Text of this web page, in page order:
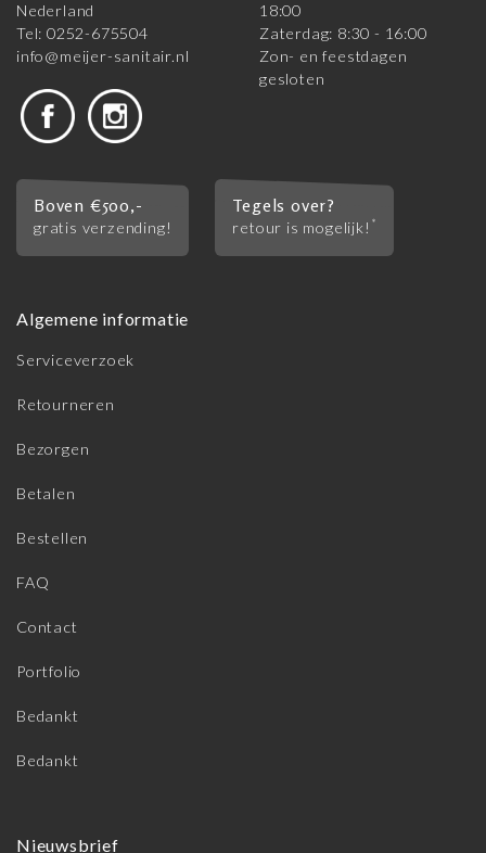
Nederland
Tel: 0252-675504
info@meijer-sanitair.nl
18:00
Zaterdag: 8:30 - 16:00
Zon- en feestdagen
gesloten
Boven €500,-
gratis verzending!
Tegels over?
retour is mogelijk! *
Algemene informatie
Serviceverzoek
Retourneren
Bezorgen
Betalen
Bestellen
FAQ
Contact
Portfolio
Bedankt
Bedankt
Nieuwsbrief